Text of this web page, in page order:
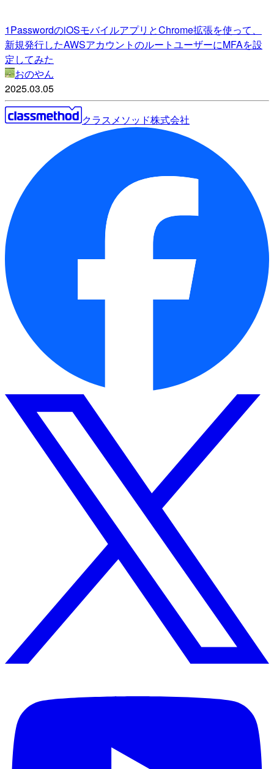
1PasswordのiOSモバイルアプリとChrome拡張を使って、
新規発行したAWSアカウントのルートユーザーにMFAを設
定してみた
おのやん
2025.03.05
クラスメソッド株式会社